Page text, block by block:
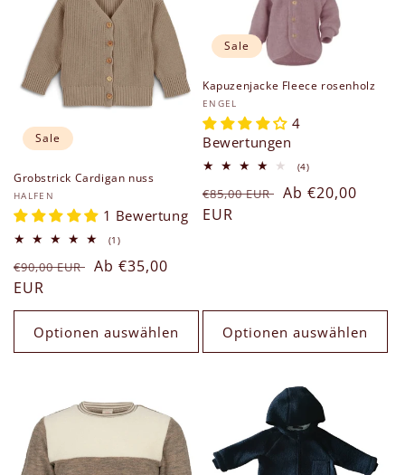
Sale
Grobstrick Cardigan nuss
Anbieter:
HALFEN
1 Bewertung
(1)1
insgesamt
Normaler
Preis
€90,00 EUR Verkaufspreis
Ab €35,00
EUR
Optionen auswählen
Sale
Kapuzenjacke Fleece rosenholz
Anbieter:
ENGEL
4
Bewertungen
(4)4
insgesamt
Normaler
Preis
€85,00 EUR Verkaufspreis
Ab €20,00
EUR
Optionen auswählen